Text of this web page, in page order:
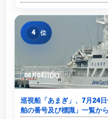
4 位
08月04日(火)
巡視船「あまぎ」、7月24
舶の番号及び標識」一覧か